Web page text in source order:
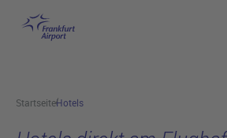
Hauptinhalt anspringen
StartseiteHotels